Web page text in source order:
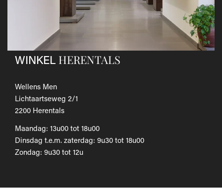
Als je het wilt omruilen voor een ander artikel, dien je een
nieuwe bestelling te plaatsen.
Voor onze uitgebreide beleid betreffende verzenden en
retourneren, raadpleeg onze Veelgestelde vragen
WINKEL HERENTALS
Wellens Men
Lichtaartseweg 2/1
2200 Herentals
Maandag: 13u00 tot 18u00
Dinsdag t.e.m. zaterdag: 9u30 tot 18u00
Zondag: 9u30 tot 12u